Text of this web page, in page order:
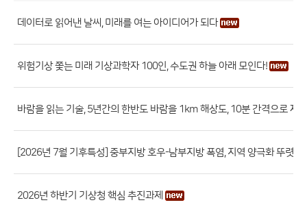
청)
게
시
판
보
도
자
료
게
시
판
데이터로 읽어낸 날씨, 미래를 여는 아이디어가 되다
위험기상 쫓는 미래 기상과학자 100인, 수도권 하늘 아래 모인다!
바람을 읽는 기술, 5년간의 한반도 바람을 1km 해상도, 10분 간격으로 재
[2026년 7월 기후특성] 중부지방 호우-남부지방 폭염, 지역 양극화 뚜렷
2026년 하반기 기상청 핵심 추진과제